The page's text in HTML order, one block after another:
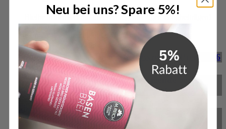
Bleibe informiert mit unseren regelmäßigen Blogbeiträgen!
Spannende Themen rund um gesunde Ernährung,
Körperpflege und aktuelle Trends warten auf dich.
M. Reich gewinnt Deutschen Exzellenz-Preis 2026
M. Reich GmbH für herausragende Service-
Qualität ausgezeichnet
BitterStoffKapseln – das neue Produkt von M.
Reich
Neu bei uns? Spare 5%!